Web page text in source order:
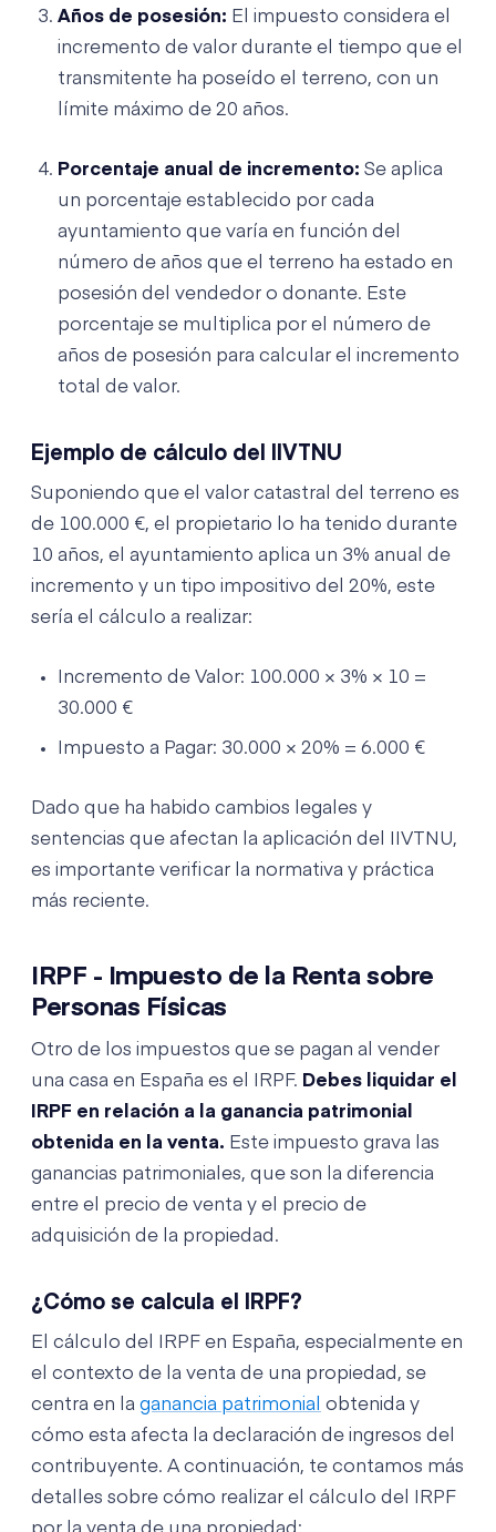
Años de posesión: El impuesto considera el
incremento de valor durante el tiempo que el
transmitente ha poseído el terreno, con un
límite máximo de 20 años.
Porcentaje anual de incremento: Se aplica
un porcentaje establecido por cada
ayuntamiento que varía en función del
número de años que el terreno ha estado en
posesión del vendedor o donante. Este
porcentaje se multiplica por el número de
años de posesión para calcular el incremento
total de valor.
Ejemplo de cálculo del IIVTNU
Suponiendo que el valor catastral del terreno es
de 100.000 €, el propietario lo ha tenido durante
10 años, el ayuntamiento aplica un 3% anual de
incremento y un tipo impositivo del 20%, este
sería el cálculo a realizar:
Incremento de Valor: 100.000 × 3% × 10 =
30.000 €
Impuesto a Pagar: 30.000 × 20% = 6.000 €
Dado que ha habido cambios legales y
sentencias que afectan la aplicación del IIVTNU,
es importante verificar la normativa y práctica
más reciente.
IRPF - Impuesto de la Renta sobre
Personas Físicas
Otro de los impuestos que se pagan al vender
una casa en España es el IRPF. Debes liquidar el
IRPF en relación a la ganancia patrimonial
obtenida en la venta. Este impuesto grava las
ganancias patrimoniales, que son la diferencia
entre el precio de venta y el precio de
adquisición de la propiedad.
¿Cómo se calcula el IRPF?
El cálculo del IRPF en España, especialmente en
el contexto de la venta de una propiedad, se
centra en la ganancia patrimonial obtenida y
cómo esta afecta la declaración de ingresos del
contribuyente. A continuación, te contamos más
detalles sobre cómo realizar el cálculo del IRPF